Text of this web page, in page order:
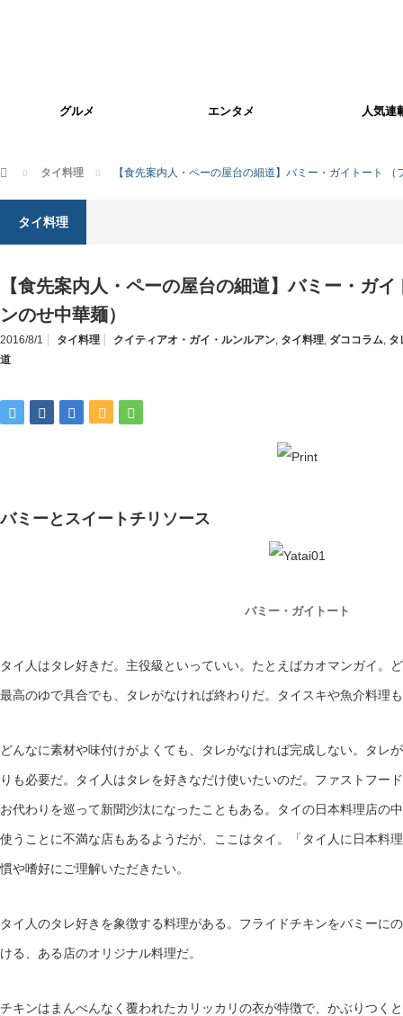
グルメ エンタメ 人気連
ホーム タイ料理 【食先案内人・ペーの屋台の細道】バミー・ガイトート
タイ料理
【食先案内人・ペーの屋台の細道】バミー・ガ
ンのせ中華麺）
2016/8/1 タイ料理 クイティアオ・ガイ・ルンルアン, タイ料理, ダココラム, タ
道
バミーとスイートチリソース
バミー・ガイトート
タイ人はタレ好きだ。主役級といっていい。たとえばカオマンガイ。
最高のゆで具合でも、タレがなければ終わりだ。タイスキや魚介料理
どんなに素材や味付けがよくても、タレがなければ完成しない。タレ
りも必要だ。タイ人はタレを好きなだけ使いたいのだ。ファストフー
お代わりを巡って新聞沙汰になったこともある。タイの日本料理店の
使うことに不満な店もあるようだが、ここはタイ。「タイ人に日本料
慣や嗜好にご理解いただきたい。
タイ人のタレ好きを象徴する料理がある。フライドチキンをバミーに
ける、ある店のオリジナル料理だ。
チキンはまんべんなく覆われたカリッカリの衣が特徴で、かぶりつく